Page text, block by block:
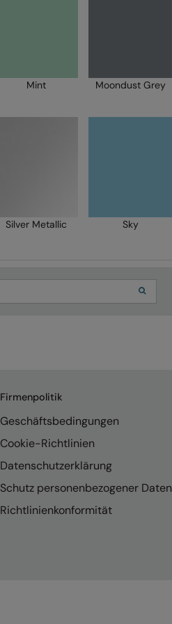
Mint Moondust Grey
Silver Metallic Sky
Firmenpolitik
Geschäftsbedingungen
Cookie-Richtlinien
Datenschutzerklärung
Schutz personenbezogener Daten
Richtlinienkonformität